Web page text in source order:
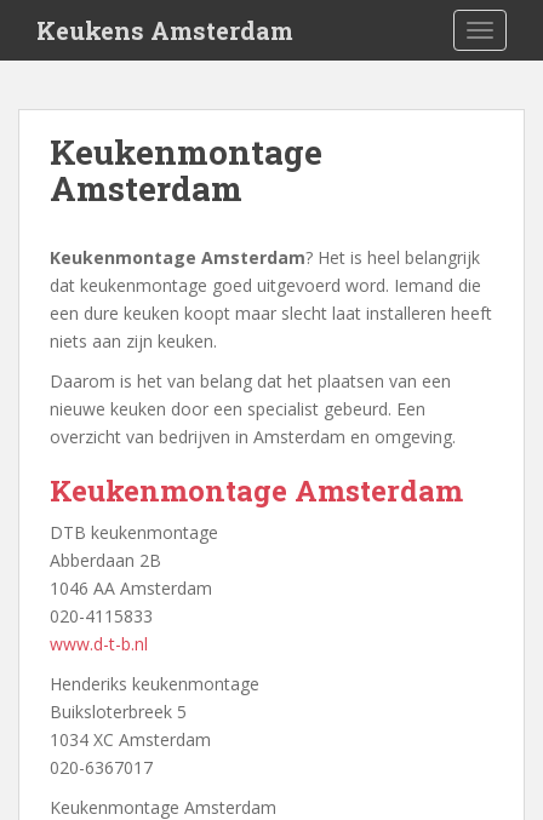
i
Keukens Amsterdam
Keukenmontage
Amsterdam
Keukenmontage Amsterdam? Het is heel belangrijk
dat keukenmontage goed uitgevoerd word. Iemand die
een dure keuken koopt maar slecht laat installeren heeft
niets aan zijn keuken.
Daarom is het van belang dat het plaatsen van een
nieuwe keuken door een specialist gebeurd. Een
overzicht van bedrijven in Amsterdam en omgeving.
Keukenmontage Amsterdam
DTB keukenmontage
Abberdaan 2B
1046 AA Amsterdam
020-4115833
www.d-t-b.nl
Henderiks keukenmontage
Buiksloterbreek 5
1034 XC Amsterdam
020-6367017
Keukenmontage Amsterdam